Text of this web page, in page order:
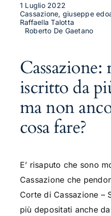
1 Luglio 2022
Cassazione, giuseppe
Raffaella Talotta
Roberto De Gaetano
Cassazione:
iscritto da
ma non
cosa fare?
E’ risaputo che sono
Cassazione che
Corte di Cassazione –
più depositati anche